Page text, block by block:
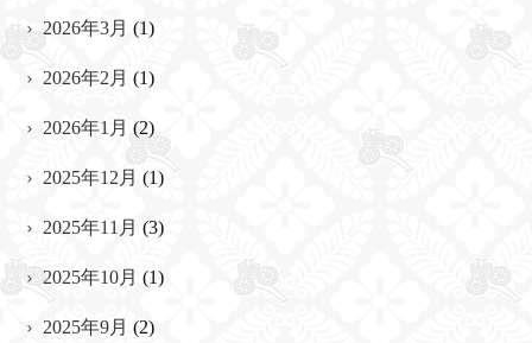
2026年3月 (1)
2026年2月 (1)
2026年1月 (2)
2025年12月 (1)
2025年11月 (3)
2025年10月 (1)
2025年9月 (2)